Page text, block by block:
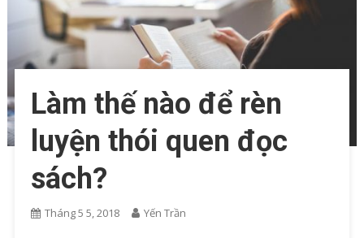
Làm thế nào để rèn
luyện thói quen đọc
sách?
Tháng 5 5, 2018 Yến Trần